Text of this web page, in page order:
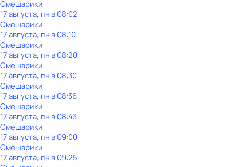
Смешарики
17 августа, пн в 08:02
Смешарики
17 августа, пн в 08:10
Смешарики
17 августа, пн в 08:20
Смешарики
17 августа, пн в 08:30
Смешарики
17 августа, пн в 08:36
Смешарики
17 августа, пн в 08:43
Смешарики
17 августа, пн в 09:00
Смешарики
17 августа, пн в 09:25